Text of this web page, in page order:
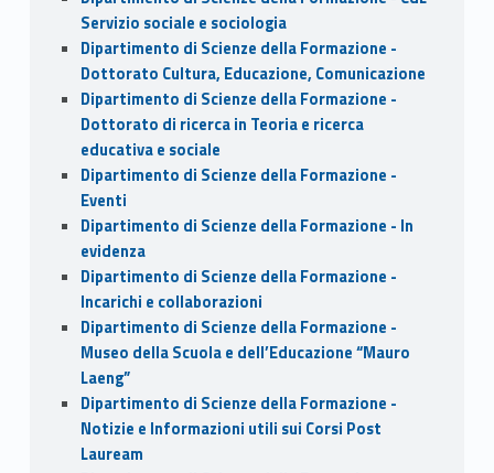
Servizio sociale e sociologia
Dipartimento di Scienze della Formazione -
Dottorato Cultura, Educazione, Comunicazione
Dipartimento di Scienze della Formazione -
Dottorato di ricerca in Teoria e ricerca
educativa e sociale
Dipartimento di Scienze della Formazione -
Eventi
Dipartimento di Scienze della Formazione - In
evidenza
Dipartimento di Scienze della Formazione -
Incarichi e collaborazioni
Dipartimento di Scienze della Formazione -
Museo della Scuola e dell’Educazione “Mauro
Laeng”
Dipartimento di Scienze della Formazione -
Notizie e Informazioni utili sui Corsi Post
Lauream